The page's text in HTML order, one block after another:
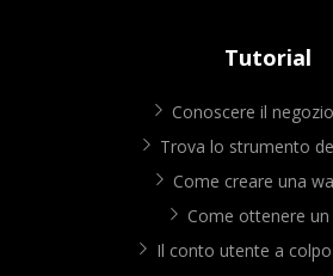
Tutorial
Conoscere il
Trova lo strumento
Come creare una
Come ottenere un
Il conto utente a